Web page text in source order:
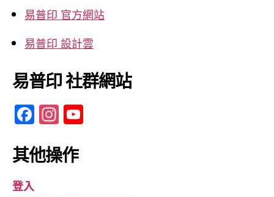
易普印 官方網站
易普印 設計雲
易普印 社群網站
F
c
In
a
其他操作
登入